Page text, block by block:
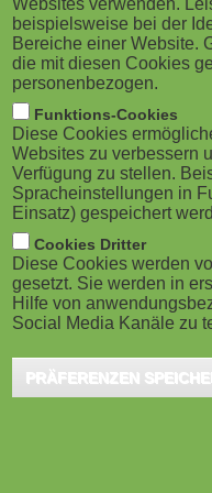
M
o
b
i
l
e
)
g
a
o
n
Erftstadt, März 2020 -
in der die meisten
vom Reisestopp
manches
Online Lernen hat
klassischen Präsenz-
ortsunabhängige
nicht nur Dienstreisen
selbstgesteuertes
Potentialträger
Websites verwenden.
beispielsweise bei der
Bereiche einer Website.
die mit diesen Cookies
personenbezogen.
Funktions-Cookies
Diese Cookies
Websites zu verbessern
Verfügung zu stellen.
Spracheinstellungen in
Einsatz) gespeichert
Cookies Dritter
Diese Cookies werden
gesetzt. Sie werden in
Hilfe von
Social Media Kanäle zu
PRÄFERENZEN